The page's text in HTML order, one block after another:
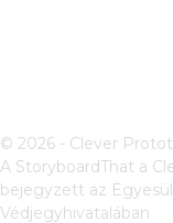
© 2026 - Clever
A StoryboardThat a
bejegyzett az
Védjegyhivatalában